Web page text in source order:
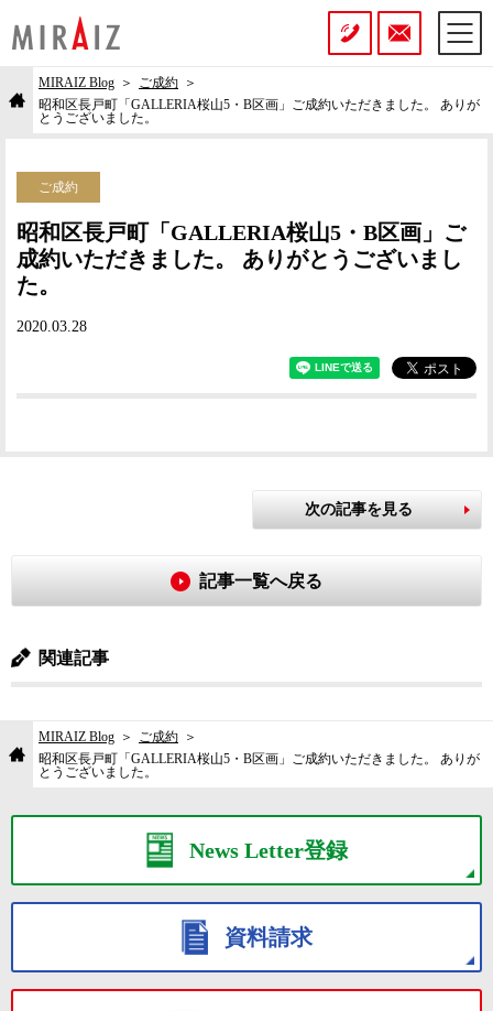
MIRAIZ Blog
ご成約
昭和区長戸町「GALLERIA桜山5・B区画」ご成約いただきました。 ありが
とうございました。
ご成約
昭和区長戸町「GALLERIA桜山5・B区画」ご
成約いただきました。 ありがとうございまし
た。
2020.03.28
記事一覧へ戻る
次の記事を見る
関連記事
MIRAIZ Blog
ご成約
昭和区長戸町「GALLERIA桜山5・B区画」ご成約いただきました。 ありが
とうございました。
News Letter登録
資料請求